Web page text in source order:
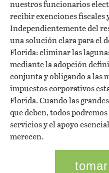
nuestros funcionarios
recibir exenciones fiscales
Independientemente del
una solución clara para el
Florida: eliminar las
mediante la adopción
conjunta y obligando a las
impuestos corporativos
Florida. Cuando las
que deben, todos
servicios y el apoyo
merecen.